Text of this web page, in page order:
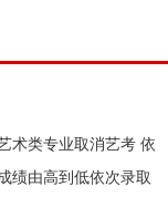
术类专业取消艺考 依
绩由高到低依次录取